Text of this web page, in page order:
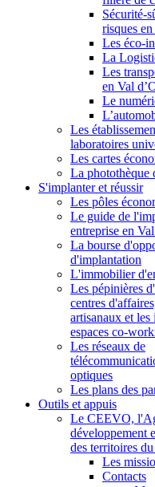
Sécurité-
risques
Les éco-
La
Les
en Val
Le
Les
laboratoires
Les cartes
La photothèque
S'implanter et réussir
Les pôles
Le guide de
entreprise en
La bourse
d'implantation
L'immobilier
Les pépinières
centres
artisanaux et les
espaces co-
Les réseaux de
optiques
Les plans des
Outils et appuis
Le CEEVO,
développement
des territoires
Les
Contacts